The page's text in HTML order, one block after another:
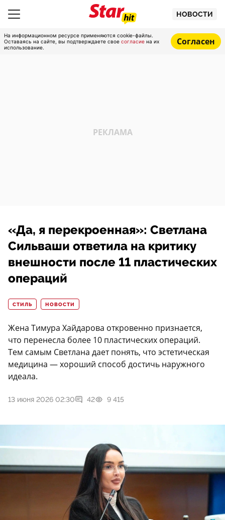
НОВОСТИ
На информационном ресурсе применяются cookie-файлы.
Оставаясь на сайте, вы подтверждаете свое согласие на их
использование.
Согласен
«Да, я перекроенная»: Светлана
Сильваши ответила на критику
внешности после 11 пластических
операций
СТИЛЬ НОВОСТИ
Жена Тимура Хайдарова откровенно признается,
что перенесла более 10 пластических операций.
Тем самым Светлана дает понять, что эстетическая
медицина — хороший способ достичь наружного
идеала.
13 июня 2026 02:30 42 9 415